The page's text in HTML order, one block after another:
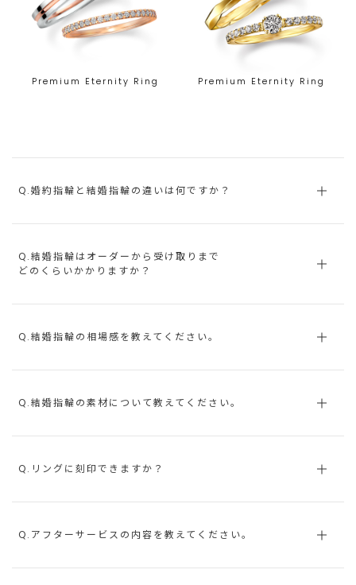
Premium Eternity Ring Premium Eternity Ring
Q.婚約指輪と結婚指輪の違いは何ですか？
Q.結婚指輪はオーダーから受け取りまで
どのくらいかかりますか？
Q.結婚指輪の相場感を教えてください。
Q.結婚指輪の素材について教えてください。
Q.リングに刻印できますか？
Q.アフターサービスの内容を教えてください。